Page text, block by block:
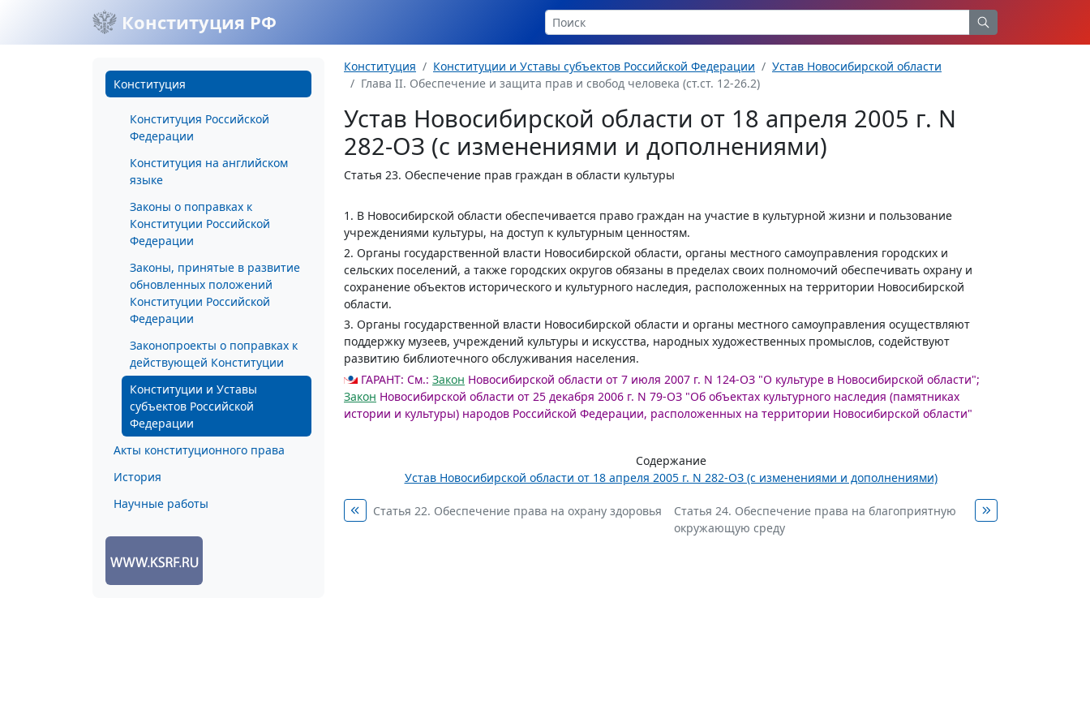
Конституция РФ
Конституция
Конституция Российской
Федерации
Конституция на английском
языке
Законы о поправках к
Конституции Российской
Федерации
Законы, принятые в развитие
обновленных положений
Конституции Российской
Федерации
Законопроекты о поправках к
действующей Конституции
Конституции и Уставы
субъектов Российской
Федерации
Акты конституционного права
История
Научные работы
Конституция Конституции и Уставы субъектов Российской Федерации
Устав Новосибирской области
Глава II. Обеспечение и защита прав и свобод человека (ст.ст. 12-26.2)
Устав Новосибирской области от 18 апреля 2005 г. N
282-ОЗ (с изменениями и дополнениями)
Статья 23. Обеспечение прав граждан в области культуры
1. В Новосибирской области обеспечивается право граждан на участие в культурной жизни и пользование
учреждениями культуры, на доступ к культурным ценностям.
2. Органы государственной власти Новосибирской области, органы местного самоуправления городских и
сельских поселений, а также городских округов обязаны в пределах своих полномочий обеспечивать охрану и
сохранение объектов исторического и культурного наследия, расположенных на территории Новосибирской
области.
3. Органы государственной власти Новосибирской области и органы местного самоуправления осуществляют
поддержку музеев, учреждений культуры и искусства, народных художественных промыслов, содействуют
развитию библиотечного обслуживания населения.
ГАРАНТ: См.: Закон Новосибирской области от 7 июля 2007 г. N 124-ОЗ "О культуре в Новосибирской области";
Закон Новосибирской области от 25 декабря 2006 г. N 79-ОЗ "Об объектах культурного наследия (памятниках
истории и культуры) народов Российской Федерации, расположенных на территории Новосибирской области"
Содержание
Устав Новосибирской области от 18 апреля 2005 г. N 282-ОЗ (с изменениями и дополнениями)
Статья 22. Обеспечение права на охрану здоровья
Статья 24. Обеспечение права на благоприятную
окружающую среду